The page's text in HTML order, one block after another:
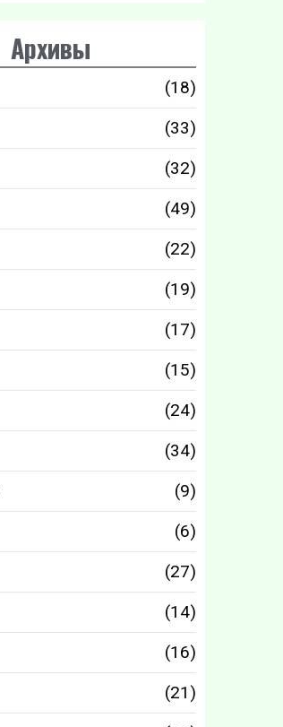
Архивы
(18)
(33)
(32)
(49)
(22)
(19)
(17)
(15)
(24)
(34)
(9)
(6)
(27)
(14)
(16)
(21)